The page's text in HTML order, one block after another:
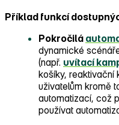
Příklad funkcí
Pokročilá
dynamické
(např. uvítací
košíky, reaktivační
uživatelům kromě
automatizací, což
používat